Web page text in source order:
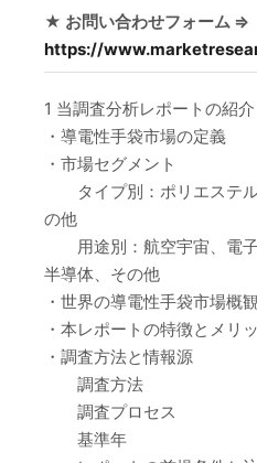
★ お問い合わせフォーム ⇒
https://
1 当調査分析レポートの紹介
・導電性手袋市場の定義
・市場セグメント
タイプ別：ポリエステル
の他
用途別：航空宇宙、電子
半導体、その他
・世界の導電性手袋市場概観
・本レポートの特徴とメリ
・調査方法と情報源
調査方法
調査プロセス
基準年